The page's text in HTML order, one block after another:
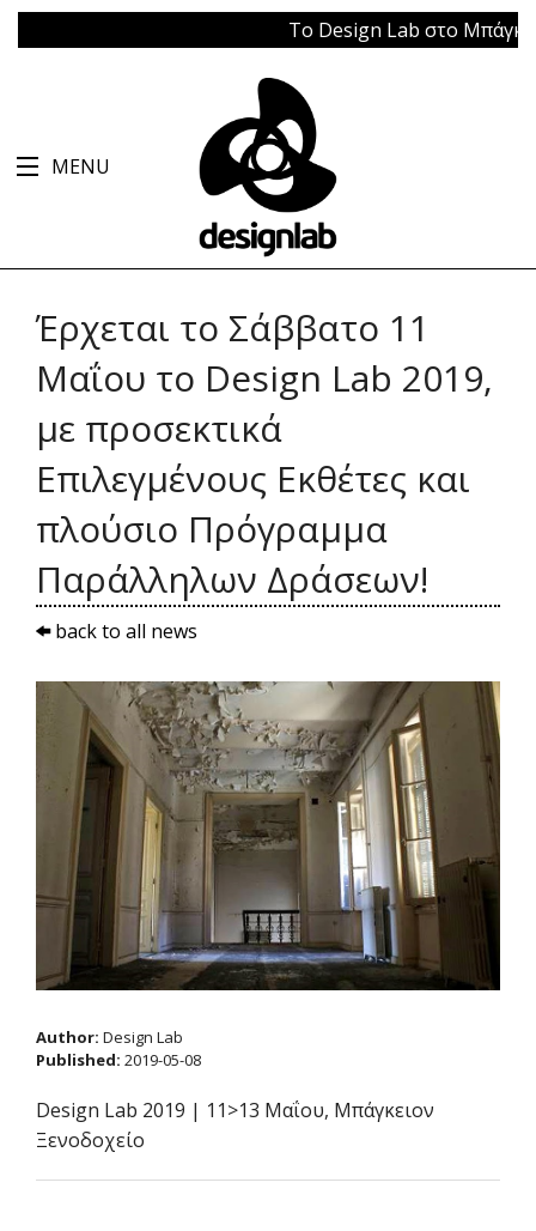
Το Design Lab στο
MENU
Έρχεται το Σάββατο 11
Μαΐου το Design Lab 2019,
με προσεκτικά
Επιλεγμένους Εκθέτες και
πλούσιο Πρόγραμμα
Παράλληλων Δράσεων!
back to all news
Author: Design Lab
Published: 2019-05-08
Design Lab 2019 | 11>13 Μαΐου, Μπάγκειον
Ξενοδοχείο